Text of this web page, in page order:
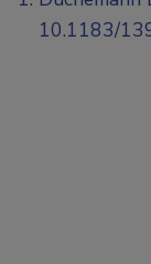
10.1183/